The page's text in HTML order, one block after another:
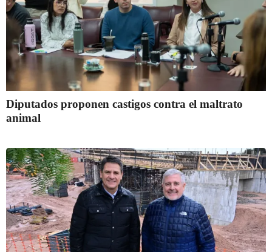
Diputados proponen castigos contra el maltrato
animal